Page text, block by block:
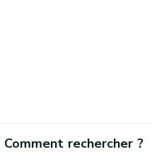
Comment rechercher ?